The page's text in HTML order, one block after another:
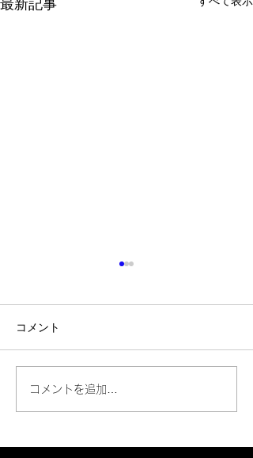
最新記事
📔【三木町でminiマルシ
ェ開催（6/4）！萬茶堂さ
クストベーシック・アカ
コメント
コメントを追加…